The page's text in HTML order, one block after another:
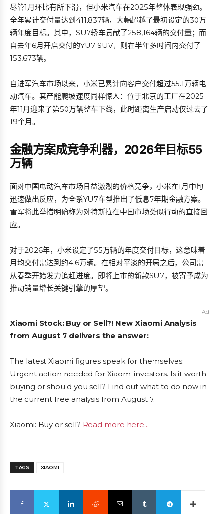
尽管1月环比有所下滑，但小米汽车在2025年整体表现强劲。
全年累计交付量达到411,837辆，大幅超越了最初设定的30万
辆年度目标。其中，SU7轿车贡献了258,164辆的交付量；而
自去年6月开启交付的YU7 SUV，则在半年多时间内交付了
153,673辆。
自进军汽车市场以来，小米已累计向客户交付超过55.1万辆电
动汽车。其产能爬坡速度同样惊人：位于北京的工厂在2025
年11月迎来了第50万辆整车下线，此时距离生产启动仅过去了
19个月。
金融方案成竞争利器，2026年目标55
万辆
面对中国电动汽车市场日益激烈的价格竞争，小米在1月中旬
迅速做出反应，为全系YU7车型推出了低息7年期金融方案。
雷军将此举措明确称为对特斯拉在中国市场类似行动的直接回
应。
对于2026年，小米设定了55万辆的年度交付目标，这意味着
月均交付需达到约4.6万辆。在相对平淡的开局之后，公司需
从春季开始发力追赶进度。即将上市的新款SU7，被寄予成为
推动销量增长关键引擎的厚望。
Ad
Xiaomi Stock: Buy or Sell?! New Xiaomi Analysis
from August 7 delivers the answer:
The latest Xiaomi figures speak for themselves:
Urgent action needed for Xiaomi investors. Is it worth
buying or should you sell? Find out what to do now in
the current free analysis from August 7.
Xiaomi: Buy or sell? Read more here...
TAGS XIAOMI